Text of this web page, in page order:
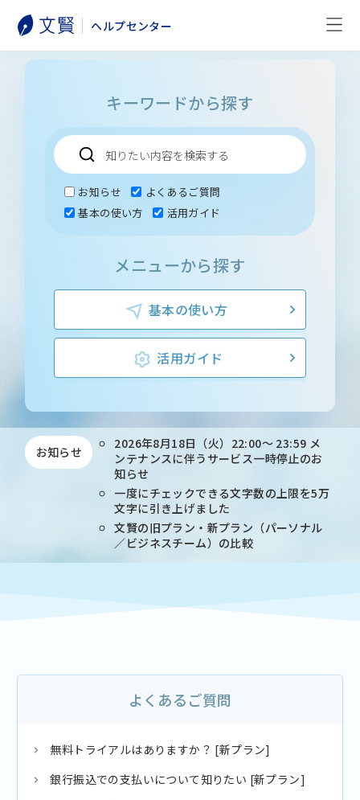
ヘルプセンター
キーワードから探す
お知らせ
よくあるご質問
基本の使い方
活用ガイド
メニューから探す
基本の使い方
活用ガイド
お知らせ
2026年8月18日（火）22:00〜 23:59 メ
ンテナンスに伴うサービス一時停止のお
知らせ
一度にチェックできる文字数の上限を5万
文字に引き上げました
文賢の旧プラン・新プラン（パーソナル
／ビジネスチーム）の比較
よくあるご質問
無料トライアルはありますか？ [新プラン]
銀行振込での支払いについて知りたい [新プラン]